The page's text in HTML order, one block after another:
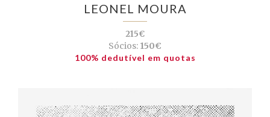
LEONEL MOURA
215€
Sócios: 150€
100% dedutível em quotas